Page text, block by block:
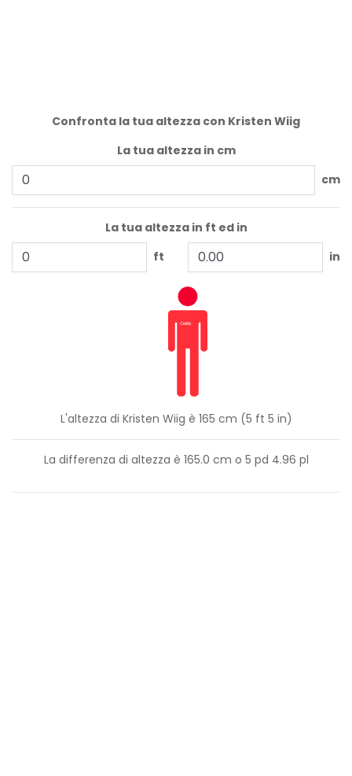
Confronta la tua altezza con Kristen Wiig
La tua altezza in cm
cm
La tua altezza in ft ed in
ft
in
L'altezza di Kristen Wiig è 165 cm (5 ft 5 in)
La differenza di altezza è 165.0 cm o 5 pd 4.96 pl